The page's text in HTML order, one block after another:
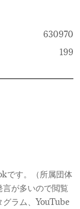
630970
199
です。（所属団体
が多いので閲覧
グラム、YouTube